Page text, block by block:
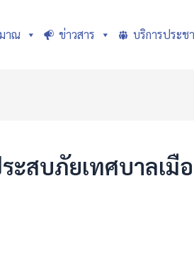
าณ ข่าวสาร บริการประช
สบภัยเทศบาลเมื